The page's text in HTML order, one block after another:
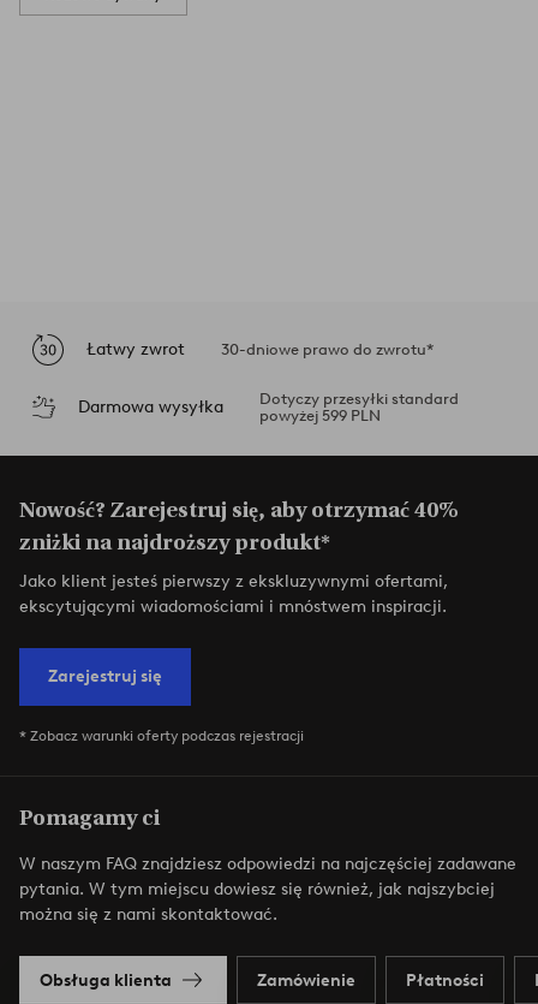
Łatwy zwrot 30-dniowe prawo do zwrotu*
Darmowa wysyłka
Dotyczy przesyłki standard
powyżej 599 PLN
Nowość? Zarejestruj się, aby otrzymać 40%
zniżki na najdroższy produkt*
Jako klient jesteś pierwszy z ekskluzywnymi ofertami,
ekscytującymi wiadomościami i mnóstwem inspiracji.
Zarejestruj się
* Zobacz warunki oferty podczas rejestracji
Pomagamy ci
W naszym FAQ znajdziesz odpowiedzi na najczęściej zadawane
pytania. W tym miejscu dowiesz się również, jak najszybciej
można się z nami skontaktować.
Obsługa klienta Zamówienie Płatności